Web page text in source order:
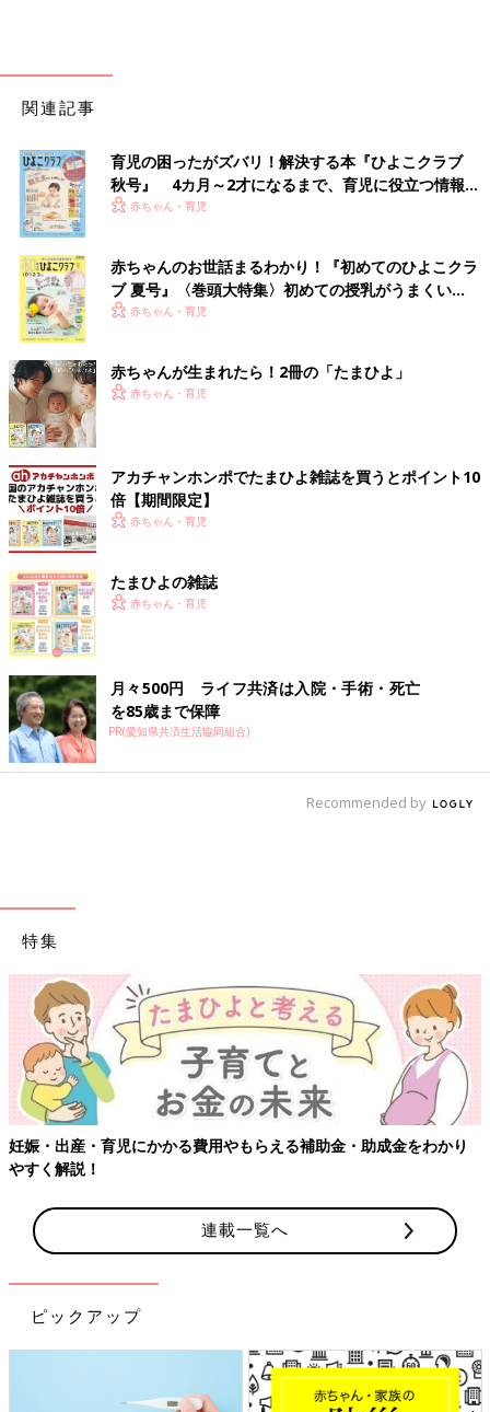
関連記事
育児の困ったがズバリ！解決する本『ひよこクラブ
秋号』 4カ月～2才になるまで、育児に役立つ情報が
いっぱい！
赤ちゃん・育児
赤ちゃんのお世話まるわかり！『初めてのひよこクラ
ブ 夏号』〈巻頭大特集〉初めての授乳がうまくい
く！ おっぱい・ミルクの基本と夏のトラブル 解決テ
赤ちゃん・育児
赤ちゃんが生まれたら！2冊の「たまひよ」
赤ちゃん・育児
アカチャンホンポでたまひよ雑誌を買うとポイント10
倍【期間限定】
赤ちゃん・育児
たまひよの雑誌
赤ちゃん・育児
月々500円 ライフ共済は入院・手術・死亡
を85歳まで保障
PR(愛知県共済生活協同組合)
Recommended by
特集
【ワクチン接種できるものも】妊婦の感染症対策、知っておいて！
連載一覧へ
ピックアップ